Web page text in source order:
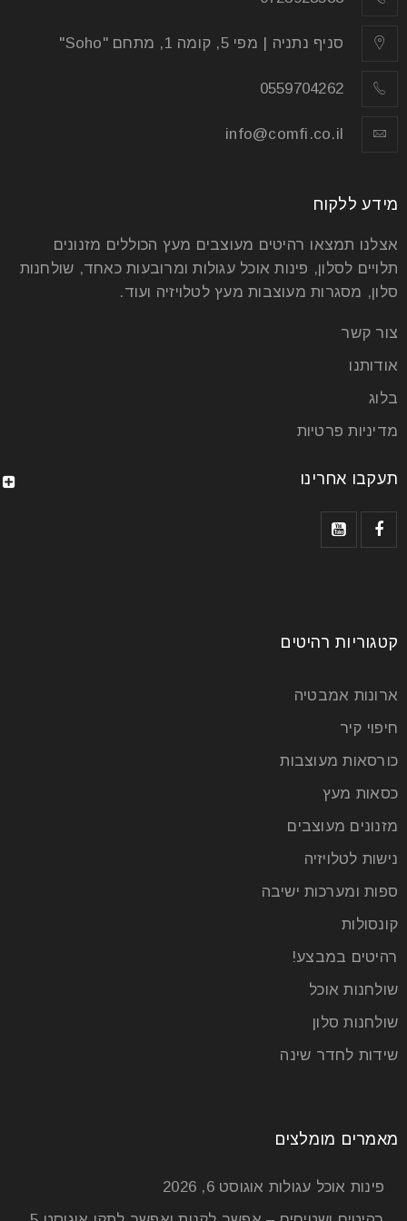
שולחנות אוכל עץ מלא
שולחנות אוכל עץ מלא – האיכות מעל הכל אם בעבר
ארוחות משפחתיות היו דבר אחד מיני רבים שאנחנו
בעבר המשפחה הייתה משמעותית מאוד בחייהם של
אנשים, הרי שהיום
כללית
14 יול
סניף נתניה | מפי 5, קומה 1, מתחם "Soho"
0559704262
info@comfi.co.il
מידע ללקוח
אצלנו תמצאו רהיטים מעוצבים מעץ הכוללים מזנונים
תלויים לסלון, פינות אוכל עגולות ומרובעות כאחד, שולחנות
סלון, מסגרות מעוצבות מעץ לטלויזיה ועוד.
צור קשר
אודותנו
בלוג
מדיניות פרטיות
תעקבו אחרינו
קטגוריות רהיטים
ארונות אמבטיה
חיפוי קיר
כורסאות מעוצבות
כסאות מעץ
מזנונים מעוצבים
נישות לטלויזיה
ספות ומערכות ישיבה
קונסולות
רהיטים במבצע!
שולחנות אוכל
שולחנות סלון
שידות לחדר שינה
מאמרים מומלצים
פינות אוכל עגולות אוגוסט 6, 2026